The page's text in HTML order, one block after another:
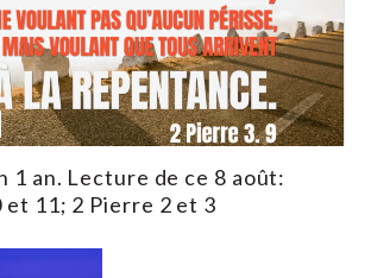
1 an. Lecture de ce 8 août:
et 11; 2 Pierre 2 et 3